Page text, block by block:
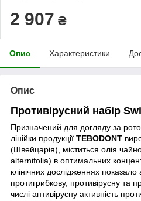
2 907 ₴
Опис Характеристики
Опис
Противірусний набір
Призначений для догляду за
лінійки продукції TEBODONT
(Швейцарія), міститься олія
alternifolia) в оптимальних
клінічних дослідженнях показало
протигрибкову, противірусну та
числі антивірусну активність